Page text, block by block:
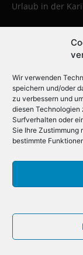
Wir verwenden
speichern und/oder
zu verbessern und
diesen Technologien
Surfverhalten oder
Sie Ihre Zustimmung
bestimmte
Urlaub in der
Die
Städtereise nach
Städtereise nach
Städtereise nach
Städtereise nach
Städtereise nach
Städtereise nach
Städtereise nach